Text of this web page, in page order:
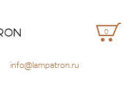
0
info@lampatron.ru